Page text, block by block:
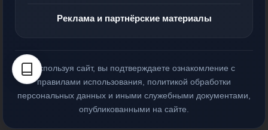
Реклама и партнёрские материалы
Используя сайт, вы подтверждаете ознакомление с
правилами использования, политикой обработки
персональных данных и иными служебными документами,
опубликованными на сайте.